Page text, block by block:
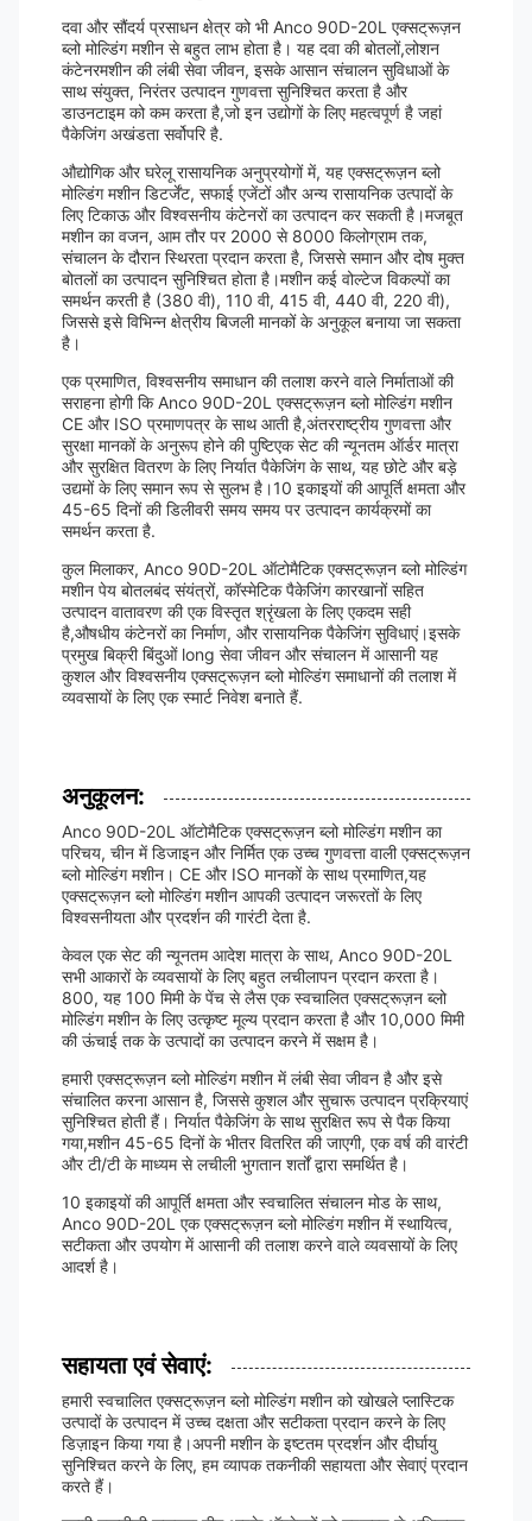
दवा और सौंदर्य प्रसाधन क्षेत्र को भी Anco 90D-20L एक्सट्रूज़न
ब्लो मोल्डिंग मशीन से बहुत लाभ होता है। यह दवा की बोतलों,लोशन
कंटेनरमशीन की लंबी सेवा जीवन, इसके आसान संचालन सुविधाओं के
साथ संयुक्त, निरंतर उत्पादन गुणवत्ता सुनिश्चित करता है और
डाउनटाइम को कम करता है,जो इन उद्योगों के लिए महत्वपूर्ण है जहां
पैकेजिंग अखंडता सर्वोपरि है.
औद्योगिक और घरेलू रासायनिक अनुप्रयोगों में, यह एक्सट्रूज़न ब्लो
मोल्डिंग मशीन डिटर्जेंट, सफाई एजेंटों और अन्य रासायनिक उत्पादों के
लिए टिकाऊ और विश्वसनीय कंटेनरों का उत्पादन कर सकती है।मजबूत
मशीन का वजन, आम तौर पर 2000 से 8000 किलोग्राम तक,
संचालन के दौरान स्थिरता प्रदान करता है, जिससे समान और दोष मुक्त
बोतलों का उत्पादन सुनिश्चित होता है।मशीन कई वोल्टेज विकल्पों का
समर्थन करती है (380 वी), 110 वी, 415 वी, 440 वी, 220 वी),
जिससे इसे विभिन्न क्षेत्रीय बिजली मानकों के अनुकूल बनाया जा सकता
है।
एक प्रमाणित, विश्वसनीय समाधान की तलाश करने वाले निर्माताओं की
सराहना होगी कि Anco 90D-20L एक्सट्रूज़न ब्लो मोल्डिंग मशीन
CE और ISO प्रमाणपत्र के साथ आती है,अंतरराष्ट्रीय गुणवत्ता और
सुरक्षा मानकों के अनुरूप होने की पुष्टिएक सेट की न्यूनतम ऑर्डर मात्रा
और सुरक्षित वितरण के लिए निर्यात पैकेजिंग के साथ, यह छोटे और बड़े
उद्यमों के लिए समान रूप से सुलभ है।10 इकाइयों की आपूर्ति क्षमता और
45-65 दिनों की डिलीवरी समय समय पर उत्पादन कार्यक्रमों का
समर्थन करता है.
कुल मिलाकर, Anco 90D-20L ऑटोमैटिक एक्सट्रूज़न ब्लो मोल्डिंग
मशीन पेय बोतलबंद संयंत्रों, कॉस्मेटिक पैकेजिंग कारखानों सहित
उत्पादन वातावरण की एक विस्तृत श्रृंखला के लिए एकदम सही
है,औषधीय कंटेनरों का निर्माण, और रासायनिक पैकेजिंग सुविधाएं।इसके
प्रमुख बिक्री बिंदुओं long सेवा जीवन और संचालन में आसानी यह
कुशल और विश्वसनीय एक्सट्रूज़न ब्लो मोल्डिंग समाधानों की तलाश में
व्यवसायों के लिए एक स्मार्ट निवेश बनाते हैं.
अनुकूलन:
Anco 90D-20L ऑटोमैटिक एक्सट्रूज़न ब्लो मोल्डिंग मशीन का
परिचय, चीन में डिजाइन और निर्मित एक उच्च गुणवत्ता वाली एक्सट्रूज़न
ब्लो मोल्डिंग मशीन। CE और ISO मानकों के साथ प्रमाणित,यह
एक्सट्रूज़न ब्लो मोल्डिंग मशीन आपकी उत्पादन जरूरतों के लिए
विश्वसनीयता और प्रदर्शन की गारंटी देता है.
केवल एक सेट की न्यूनतम आदेश मात्रा के साथ, Anco 90D-20L
सभी आकारों के व्यवसायों के लिए बहुत लचीलापन प्रदान करता है।
800, यह 100 मिमी के पेंच से लैस एक स्वचालित एक्सट्रूज़न ब्लो
मोल्डिंग मशीन के लिए उत्कृष्ट मूल्य प्रदान करता है और 10,000 मिमी
की ऊंचाई तक के उत्पादों का उत्पादन करने में सक्षम है।
हमारी एक्सट्रूज़न ब्लो मोल्डिंग मशीन में लंबी सेवा जीवन है और इसे
संचालित करना आसान है, जिससे कुशल और सुचारू उत्पादन प्रक्रियाएं
सुनिश्चित होती हैं। निर्यात पैकेजिंग के साथ सुरक्षित रूप से पैक किया
गया,मशीन 45-65 दिनों के भीतर वितरित की जाएगी, एक वर्ष की वारंटी
और टी/टी के माध्यम से लचीली भुगतान शर्तों द्वारा समर्थित है।
10 इकाइयों की आपूर्ति क्षमता और स्वचालित संचालन मोड के साथ,
Anco 90D-20L एक एक्सट्रूज़न ब्लो मोल्डिंग मशीन में स्थायित्व,
सटीकता और उपयोग में आसानी की तलाश करने वाले व्यवसायों के लिए
आदर्श है।
सहायता एवं सेवाएं:
हमारी स्वचालित एक्सट्रूज़न ब्लो मोल्डिंग मशीन को खोखले प्लास्टिक
उत्पादों के उत्पादन में उच्च दक्षता और सटीकता प्रदान करने के लिए
डिज़ाइन किया गया है।अपनी मशीन के इष्टतम प्रदर्शन और दीर्घायु
सुनिश्चित करने के लिए, हम व्यापक तकनीकी सहायता और सेवाएं प्रदान
करते हैं।